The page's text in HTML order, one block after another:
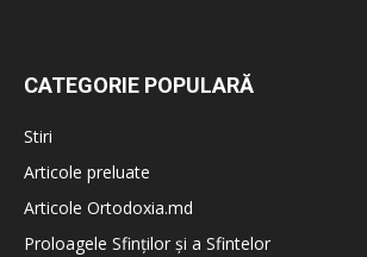
CATEGORIE POPULARĂ
Stiri
Articole preluate
Articole Ortodoxia.md
Proloagele Sfinților și a Sfintelor